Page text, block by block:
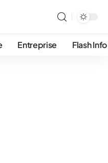
Entreprise Flash Info